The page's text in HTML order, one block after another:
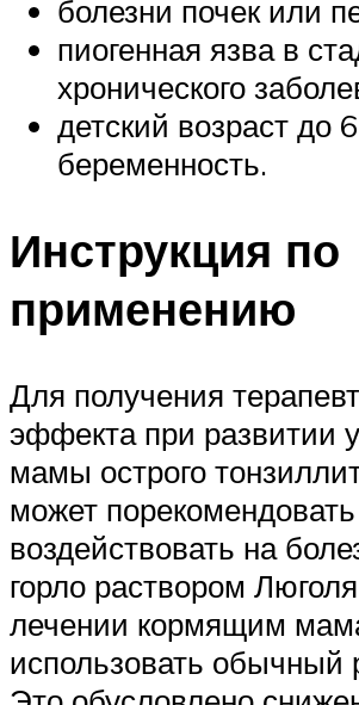
болезни почек или
пиогенная язва в
хронического
детский возраст до
беременность.
Инструкция по
применению
Для получения
эффекта при развитии
мамы острого
может порекомендовать
воздействовать на
горло раствором
лечении кормящим
использовать обычный